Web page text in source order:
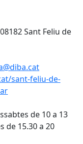
Sant Feliu de
sant-feliu-de-
de 10 a 13
de 15.30 a 20